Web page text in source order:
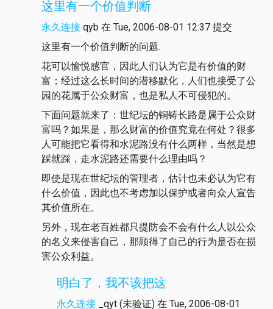
这里有一个价值判断
永久连接 qyb 在 Tue, 2006-08-01 12:37 提交
这里有一个价值判断的问题.
花可以愉悦感官，因此人们认为它是有价值的财
富；经过这么长时间的潜移默化，人们也接受了公
园的花属于公众财富，也是私人不可侵犯的。
下面问题就来了：世纪坛的铜铸长路是属于公众财
富吗？如果是，那么财富的价值究竟在何处？很多
人可能把它看得和水泥路没有什么两样，当然是想
踩就踩，走水泥路还需要什么理由吗？
即使是现在世纪坛的管理者，估计也未必认为它有
什么价值，因此也不考虑加以保护或者向众人宣告
其价值所在。
另外，现在老百姓都只提防会不会有什么人以公众
的名义来侵害自己，那顾得了自己的行为是否在损
害公众利益。
明白了，我不该把这
永久连接 _qyt (未验证) 在 Tue, 2006-08-01